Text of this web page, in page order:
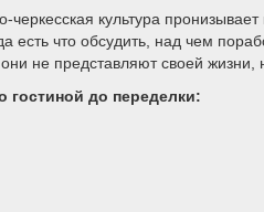
черкесская культура
есть что обсудить, над чем
они не представляют своей
гостиной до переделки: